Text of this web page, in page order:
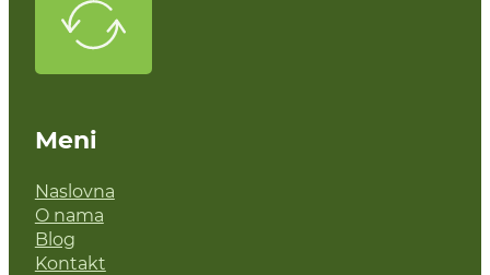
Meni
Naslovna
O nama
Blog
Kontakt